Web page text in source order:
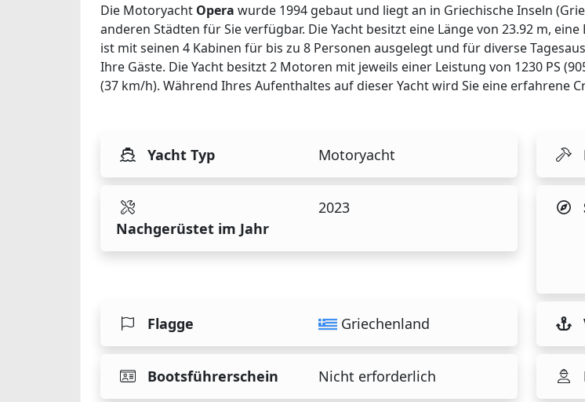
Die Motoryacht Opera wurde 1994 gebaut und liegt an in Griechische Inseln
anderen Städten für Sie verfügbar. Die Yacht besitzt eine Länge von 23.92 m,
ist mit seinen 4 Kabinen für bis zu 8 Personen ausgelegt und für diverse
Ihre Gäste. Die Yacht besitzt 2 Motoren mit jeweils einer Leistung von 1230 PS
(37 km/h). Während Ihres Aufenthaltes auf dieser Yacht wird Sie eine erfahrene
Yacht Typ Motoryacht
Nachgerüstet im Jahr
2023
Flagge Griechenland
Bootsführerschein Nicht erforderlich